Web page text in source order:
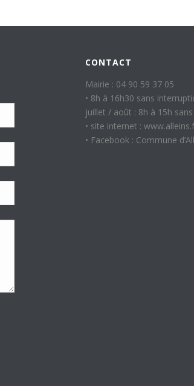
CONTACT
Mairie : 04 90 59 37 05
• 8h à 16h30 sans
juillet / août : 8h à 15h
• site internet :
• Facebook : Commune